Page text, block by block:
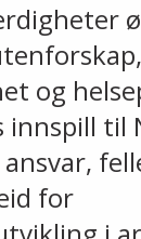
og
innspill til
for